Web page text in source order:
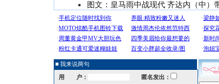
图文：皇马雨中战现代 齐达内（中）
■ 我来说两句
用 户：
匿名发出：